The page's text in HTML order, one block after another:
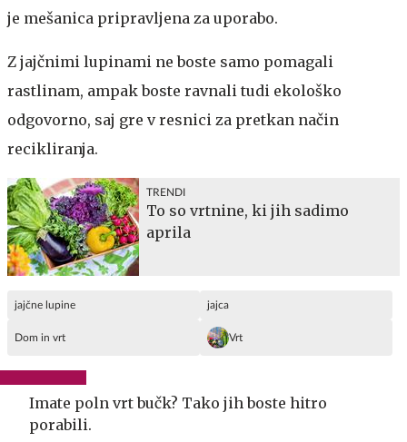
je mešanica pripravljena za uporabo.
Z jajčnimi lupinami ne boste samo pomagali
rastlinam, ampak boste ravnali tudi ekološko
odgovorno, saj gre v resnici za pretkan način
recikliranja.
TRENDI
To so vrtnine, ki jih sadimo
aprila
jajčne lupine jajca
Dom in vrt Vrt
Imate poln vrt bučk? Tako jih boste hitro
porabili.